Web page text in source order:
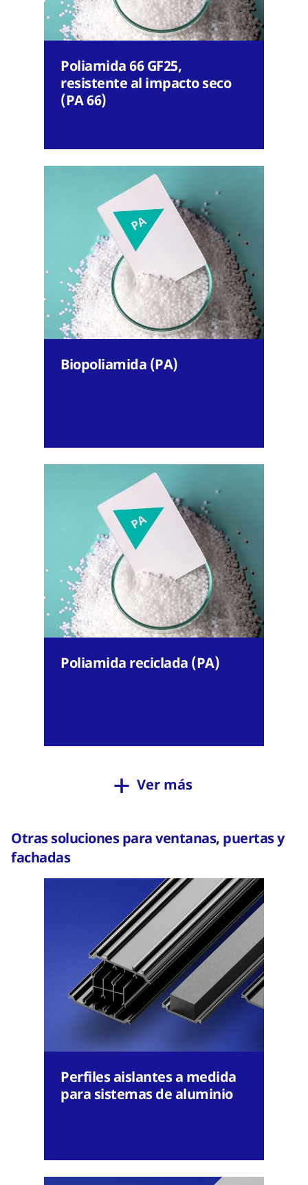
Poliamida 66 GF25,
resistente al impacto seco
(PA 66)
Biopoliamida (PA)
Poliamida reciclada (PA)
Ver más
Otras soluciones para ventanas, puertas y
fachadas
Perfiles aislantes a medida
para sistemas de aluminio